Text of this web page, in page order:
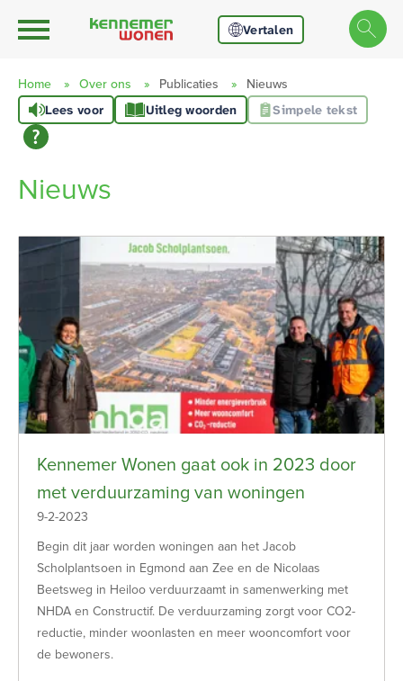
Naar hoofdinhoud
Naar hoofdnavigatiemenu
Naar zoeken
Naar de homepage
Ga naar Hoofd Vertalen
Home Over ons Publicaties Nieuws
Lees voor Uitleg woorden Simpele tekst
Nieuws
Kennemer Wonen gaat ook in 2023 door
met verduurzaming van woningen
9-2-2023
Begin dit jaar worden woningen aan het Jacob
Scholplantsoen in Egmond aan Zee en de Nicolaas
Beetsweg in Heiloo verduurzaamt in samenwerking met
NHDA en Constructif. De verduurzaming zorgt voor CO2-
reductie, minder woonlasten en meer wooncomfort voor
de bewoners.